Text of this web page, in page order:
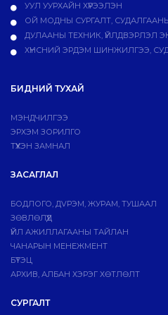
УУЛ УУРХАЙН ХҮРЭЭЛЭН
ОЙ МОДНЫ СУРГАЛТ,
ДУЛААНЫ ТЕХНИК, ҮЙЛДВЭРЛЭЛ
ХҮНСНИЙ ЭРДЭМ ШИНЖИЛГЭЭ,
БИДНИЙ ТУХАЙ
МЭНДЧИЛГЭЭ
ЭРХЭМ ЗОРИЛГО
ТҮҮХЭН ЗАМНАЛ
ЗАСАГЛАЛ
БОДЛОГО, ДVРЭМ, ЖУРАМ, ТУШААЛ
ЗӨВЛӨЛҮҮД
ҮЙЛ АЖИЛЛАГААНЫ ТАЙЛАН
ЧАНАРЫН МЕНЕЖМЕНТ
БҮТЭЦ
АРХИВ, АЛБАН ХЭРЭГ ХӨТЛӨЛТ
СУРГАЛТ